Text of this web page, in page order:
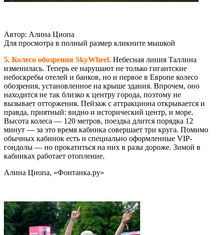
Автор: Алина Циопа
Для просмотра в полный размер кликните мышкой
5. Колесо обозрения SkyWheel. Небесная линия Таллина
изменилась. Теперь ее нарушают не только гигантские
небоскребы отелей и банков, но и первое в Европе колесо
обозрения, установленное на крыше здания. Впрочем, оно
находится не так близко к центру города, поэтому не
вызывает отторжения. Пейзаж с аттракциона открывается и
правда, приятный: видно и исторический центр, и море.
Высота колеса — 120 метров, поездка длится порядка 12
минут — за это время кабинка совершает три круга. Помимо
обычных кабинок есть и специально оформленные VIP-
гондолы — но прокатиться на них в разы дороже. Зимой в
кабинках работает отопление.
Алина Циопа, «Фонтанка.ру»